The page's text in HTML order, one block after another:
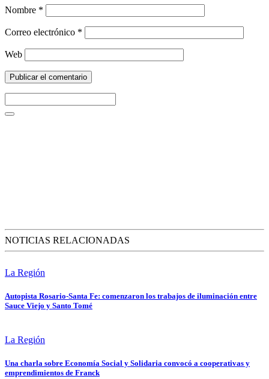
Nombre *
Correo electrónico *
Web
NOTICIAS RELACIONADAS
La Región
Autopista Rosario-Santa Fe: comenzaron los trabajos de iluminación entre
Sauce Viejo y Santo Tomé
La Región
Una charla sobre Economía Social y Solidaria convocó a cooperativas y
emprendimientos de Franck